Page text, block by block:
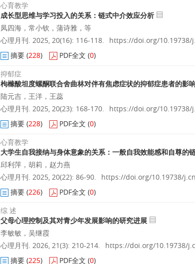
心育教学
成长型思维与学习投入的关系：链式中介效应分析
凤四海，常小钦，蒲诗雅，等
心理月刊. 2025, 20(16): 116-118.
https://doi.org/10.19738/
摘要 (228) PDF全文 (0)
抑郁症
枸橼酸坦度螺酮联合舍曲林对伴有焦虑症状的抑郁症患者的影
陆元吉，王洋，王蕊
心理月刊. 2025, 20(23): 168-170.
https://doi.org/10.19738/
摘要 (228) PDF全文 (0)
心育教学
大学生自我接纳与身体意象的关系：一般自我效能感和自尊的
邱利萍，胡莉，赵力燕
心理月刊. 2025, 20(22): 86-90.
https://doi.org/10.19738/
摘要 (226) PDF全文 (0)
综 述
父母心理控制及其对青少年发展影响的研究进展
李敏敏，吴继霞
心理月刊. 2026, 21(3): 210-214.
https://doi.org/10.19738/
摘要 (225) PDF全文 (0)